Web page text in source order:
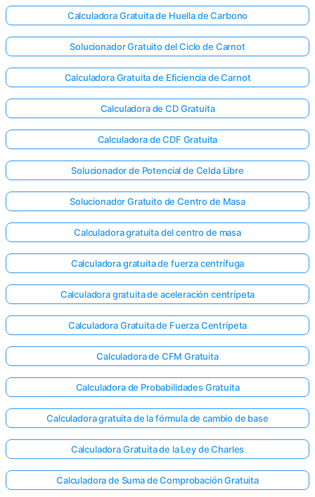
Calculadora Gratuita de Huella de Carbono
Solucionador Gratuito del Ciclo de Carnot
Calculadora Gratuita de Eficiencia de Carnot
Calculadora de CD Gratuita
Calculadora de CDF Gratuita
Solucionador de Potencial de Celda Libre
Solucionador Gratuito de Centro de Masa
Calculadora gratuita del centro de masa
Calculadora gratuita de fuerza centrífuga
Calculadora gratuita de aceleración centrípeta
Calculadora Gratuita de Fuerza Centrípeta
Calculadora de CFM Gratuita
Calculadora de Probabilidades Gratuita
Calculadora gratuita de la fórmula de cambio de base
Calculadora Gratuita de la Ley de Charles
Calculadora de Suma de Comprobación Gratuita